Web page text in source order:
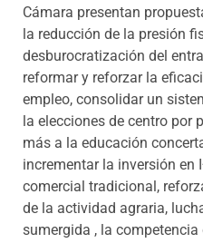
Cámara presentan
la reducción de la presión
desburocratización del
reformar y reforzar la
empleo, consolidar un
la elecciones de centro por
más a la educación
incrementar la inversión en
comercial tradicional,
de la actividad agraria,
sumergida , la